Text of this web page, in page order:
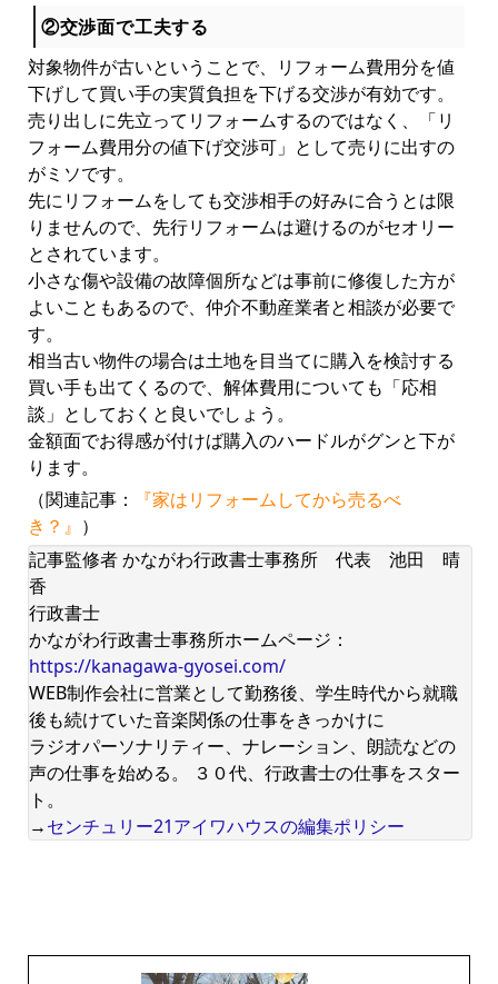
②交渉面で工夫する
対象物件が古いということで、リフォーム費用分を値
下げして買い手の実質負担を下げる交渉が有効です。
売り出しに先立ってリフォームするのではなく、「リ
フォーム費用分の値下げ交渉可」として売りに出すの
がミソです。
先にリフォームをしても交渉相手の好みに合うとは限
りませんので、先行リフォームは避けるのがセオリー
とされています。
小さな傷や設備の故障個所などは事前に修復した方が
よいこともあるので、仲介不動産業者と相談が必要で
す。
相当古い物件の場合は土地を目当てに購入を検討する
買い手も出てくるので、解体費用についても「応相
談」としておくと良いでしょう。
金額面でお得感が付けば購入のハードルがグンと下が
ります。
（関連記事：
『家はリフォームしてから売るべ
き？』 ）
記事監修者 かながわ行政書士事務所 代表 池田 晴
香
行政書士
かながわ行政書士事務所ホームページ：
https://kanagawa-gyosei.com/
WEB制作会社に営業として勤務後、学生時代から就職
後も続けていた音楽関係の仕事をきっかけに
ラジオパーソナリティー、ナレーション、朗読などの
声の仕事を始める。 ３０代、行政書士の仕事をスター
ト。
→センチュリー21アイワハウスの編集ポリシー